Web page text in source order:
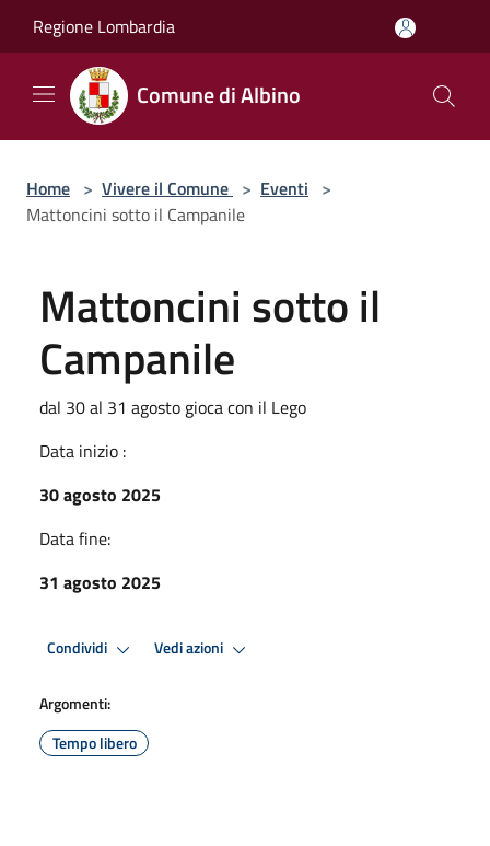
Regione Lombardia
Comune di Albino
Home > Vivere il Comune > Eventi >
Mattoncini sotto il Campanile
Mattoncini sotto il
Campanile
dal 30 al 31 agosto gioca con il Lego
Data inizio :
30 agosto 2025
Data fine:
31 agosto 2025
Condividi Vedi azioni
Argomenti:
Tempo libero